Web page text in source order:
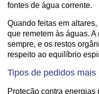
fontes de água corrente.
Quando feitas em
que remetem às águas.
sempre, e os restos
respeito ao equilíbrio
Tipos de pedidos mais
Proteção contra